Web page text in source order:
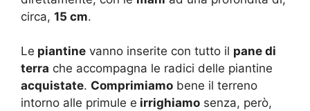
circa, 15 cm.
Le piantine vanno inserite con tutto il pane di
terra che accompagna le radici delle piantine
acquistate. Comprimiamo bene il terreno
intorno alle primule e irrighiamo senza, però,